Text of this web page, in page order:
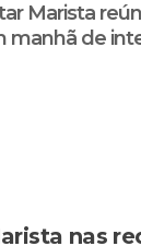
Marista
manhã de
nas